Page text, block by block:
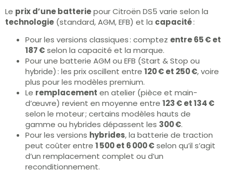
Le prix d’une batteriepour Citroën DS5 varie selon la
technologie (standard, AGM, EFB) et la capacité:
Pour les versions classiques : comptez entre 65 € et
187 €selon la capacité et la marque.
Pour une batterie AGM ou EFB (Start & Stop ou
hybride) : les prix oscillent entre 120 € et 250 €, voire
plus pour les modèles premium.
Le remplacement en atelier (pièce et main-
d’œuvre) revient en moyenne entre 123 € et 134 €
selon le moteur ; certains modèles hauts de
gamme ou hybrides dépassent les 300 €.
Pour les versions hybrides, la batterie de traction
peut coûter entre 1 500 et 6 000 €selon qu’il s’agit
d’un remplacement complet ou d’un
reconditionnement.